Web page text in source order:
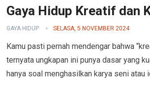
Gaya Hidup Kreatif dan
GAYA HIDUP SELASA, 5 NOVEMBER 2024
Kamu pasti pernah mendengar bahwa
ternyata ungkapan ini punya dasar yang
hanya soal menghasilkan karya seni atau